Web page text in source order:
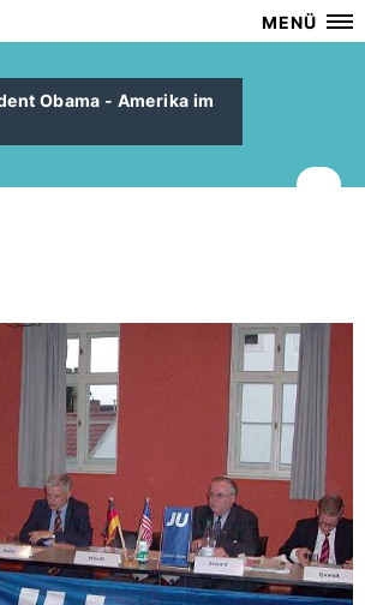
MENÜ
Obama - Amerika im